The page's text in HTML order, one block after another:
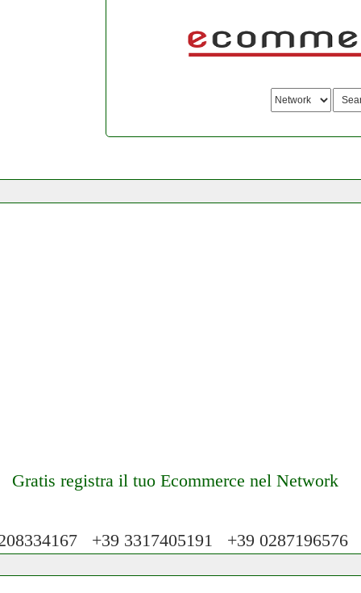
Gratis registra il tuo Ecommerce nel Network
3.000 € Mese
+39 3317405191 +39